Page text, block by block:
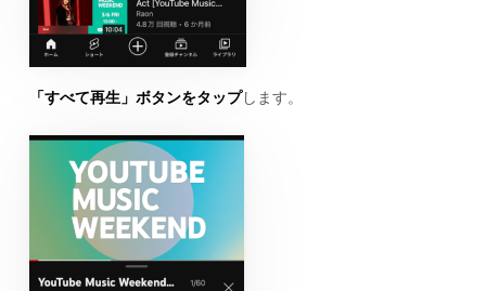
「すべて再生」ボタンをタップします。